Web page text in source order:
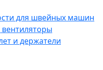
для швейных машин
и держатели